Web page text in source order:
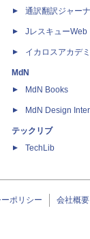
通訳翻訳ジャー
JレスキューWeb
イカロスアカデ
MdN
MdN Books
MdN Design
テックリブ
TechLib
ポリシー 会社概要